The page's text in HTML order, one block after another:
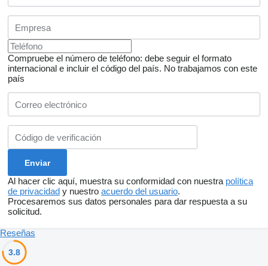
Compruebe el número de teléfono: debe seguir el formato
internacional e incluir el código del país. No trabajamos con este
país
Al hacer clic aquí, muestra su conformidad con nuestra política
de privacidad y nuestro acuerdo del usuario.
Procesaremos sus datos personales para dar respuesta a su
solicitud.
Reseñas
3.8